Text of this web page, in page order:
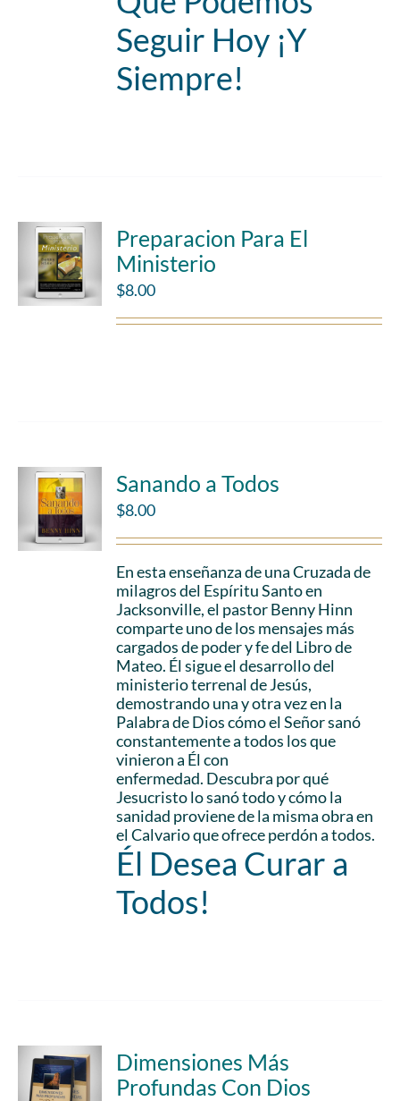
Seguir Hoy ¡Y
Siempre!
Preparacion Para El
Ministerio
$8.00
Sanando a Todos
$8.00
En esta enseñanza de una Cruzada de
milagros del Espíritu Santo en
Jacksonville, el pastor Benny Hinn
comparte uno de los mensajes más
cargados de poder y fe del Libro de
Mateo. Él sigue el desarrollo del
ministerio terrenal de Jesús,
demostrando una y otra vez en la
Palabra de Dios cómo el Señor sanó
constantemente a todos los que
vinieron a Él con
enfermedad. Descubra por qué
Jesucristo lo sanó todo y cómo la
sanidad proviene de la misma obra en
el Calvario que ofrece perdón a todos.
Él Desea Curar a
Todos!
Dimensiones Más
Profundas Con Dios